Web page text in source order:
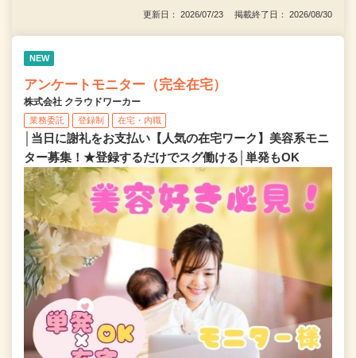
更新日： 2026/07/23 掲載終了日： 2026/08/30
NEW
アンケートモニター（完全在宅）
株式会社 クラウドワーカー
業務委託 登録制 在宅・内職
│当日に謝礼をお支払い【人気の在宅ワーク】美容系モニ
ター募集！★登録するだけでスグ働ける│単発もOK